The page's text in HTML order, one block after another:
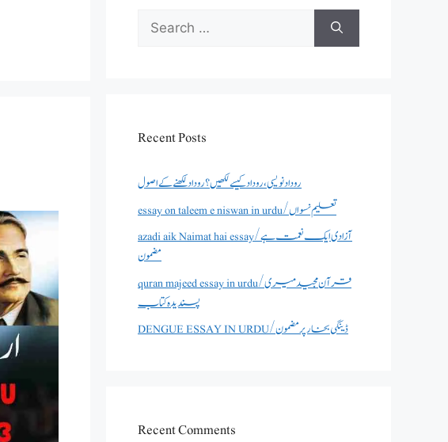
Search
for:
Recent Posts
روداد نویسی ،روداد کیسے لکھیں؟ روداد لکھنے کے اصول
essay on taleem e niswan in urdu/تعلیم نسواں
azadi aik Naimat hai essay/آزادی ایک نعمت ہے
مضمون
quran majeed essay in urdu/قرآن مجید میری
پسندیدہ کتاب
DENGUE ESSAY IN URDU/ڈینگی بخار پر مضمون
Recent Comments